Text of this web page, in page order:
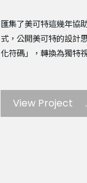
匯集了美可特這幾年協
式，公開美可特的設計
化符碼」，轉換為獨特
View Project